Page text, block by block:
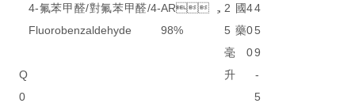
Q
0
4-氟苯甲醛/對氟苯甲醛/4-
Fluorobenzaldehyde
AR，
98%
2
5
毫
升
國
藥
4
0
0
4
5
9
-
5